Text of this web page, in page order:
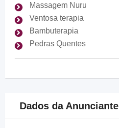
Massagem Nuru
Ventosa terapia
Bambuterapia
Pedras Quentes
Dados da Anunciante